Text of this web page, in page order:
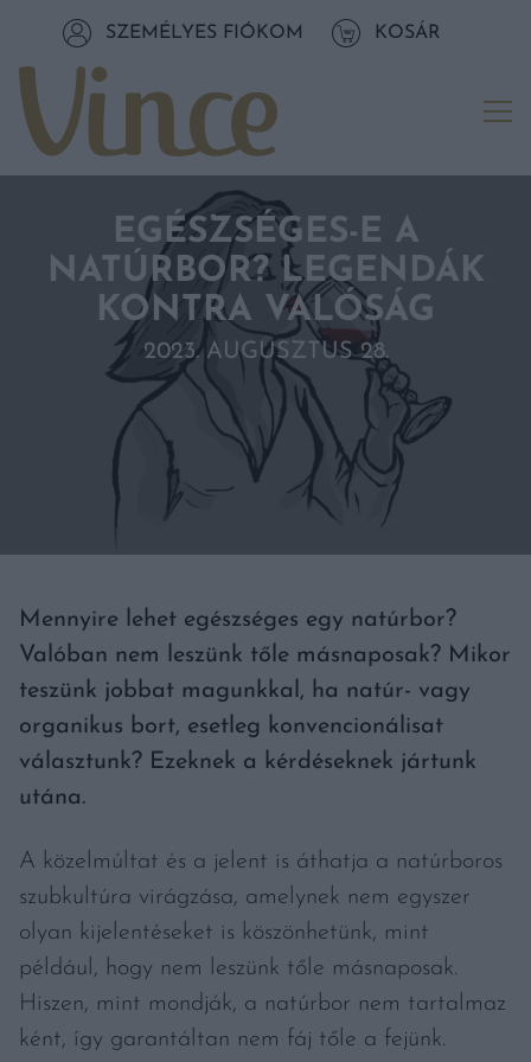
Tovább a tartalomhozSZEMÉLYES FIÓKOM KOSÁR
EGÉSZSÉGES-E A
NATÚRBOR? LEGENDÁK
KONTRA VALÓSÁG
2023. AUGUSZTUS 28.
Mennyire lehet egészséges egy natúrbor?
Valóban nem leszünk tőle másnaposak? Mikor
teszünk jobbat magunkkal, ha natúr- vagy
organikus bort, esetleg konvencionálisat
választunk? Ezeknek a kérdéseknek jártunk
utána.
A közelmúltat és a jelent is áthatja a natúrboros
szubkultúra virágzása, amelynek nem egyszer
olyan kijelentéseket is köszönhetünk, mint
például, hogy nem leszünk tőle másnaposak.
Hiszen, mint mondják, a natúrbor nem tartalmaz
ként, így garantáltan nem fáj tőle a fejünk.